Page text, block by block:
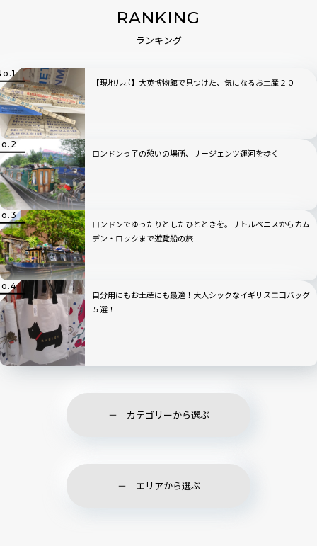
RANKING
ランキング
【現地ルポ】大英博物館で見つけた、気になるお土産２０
ロンドンっ子の憩いの場所、リージェンツ運河を歩く
ロンドンでゆったりとしたひとときを。リトルベニスからカム
デン・ロックまで遊覧船の旅
自分用にもお土産にも最適！大人シックなイギリスエコバッグ
５選！
カテゴリーから選ぶ
エリアから選ぶ